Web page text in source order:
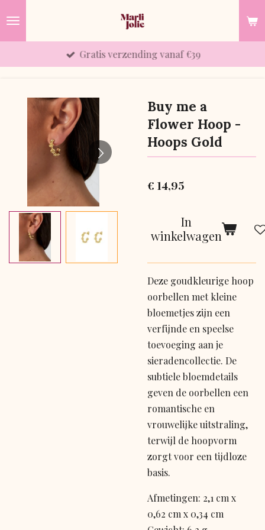
Gratis verzending vanaf €39
Buy me a
Flower Hoop -
Hoops Gold
€ 14,95
In
winkelwagen
Deze goudkleurige hoop
oorbellen met kleine
bloemetjes zijn een
verfijnde en speelse
toevoeging aan je
sieradencollectie. De
subtiele bloemdetails
geven de oorbellen een
romantische en
vrouwelijke uitstraling,
terwijl de hoopvorm
zorgt voor een tijdloze
basis.
Afmetingen: 2,1 cm x
0,62 cm x 0,34 cm